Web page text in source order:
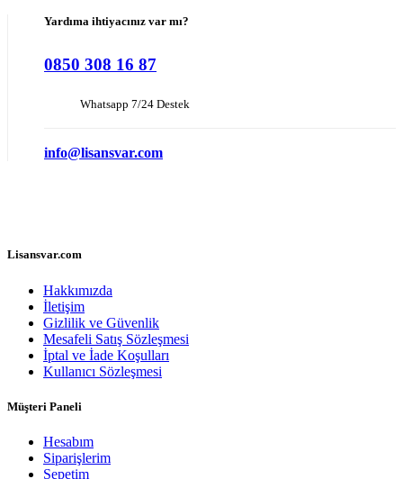
Yardıma ihtiyacınız var mı?
0850 308 16 87
Whatsapp 7/24 Destek
info@lisansvar.com
Lisansvar.com
Hakkımızda
İletişim
Gizlilik ve Güvenlik
Mesafeli Satış Sözleşmesi
İptal ve İade Koşulları
Kullanıcı Sözleşmesi
Müşteri Paneli
Hesabım
Siparişlerim
Sepetim